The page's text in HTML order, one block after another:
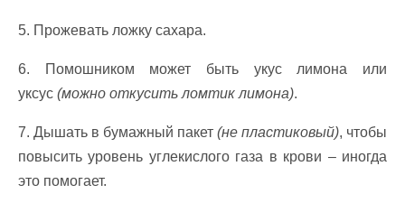
5. Прожевать ложку сахара.
6. Помошником может быть укус лимона или
уксус (можно откусить ломтик лимона).
7. Дышать в бумажный пакет (не пластиковый), чтобы
повысить уровень углекислого газа в крови – иногда
это помогает.